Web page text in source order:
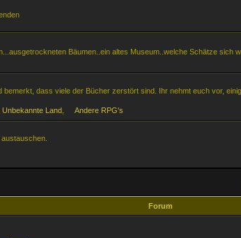
Bäumen..ein altes Museum..welche Schätze sich
bemerkt, dass viele der Bücher zerstört sind. Ihr nehmt euch vor,
Unbekannte Land Andere RPG's
Forum